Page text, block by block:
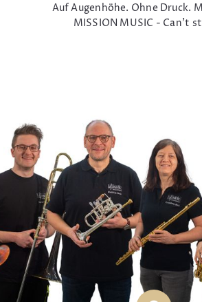
Auf Augenhöhe. Ohne Druck.
MISSION MUSIC - Can't